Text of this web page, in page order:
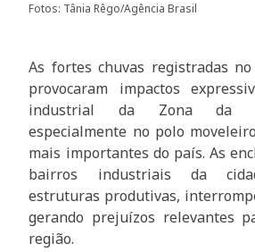
Fotos: Tânia Rêgo/Agência Brasil
As fortes chuvas registradas
provocaram impactos
industrial da Zona da
especialmente no polo
mais importantes do país. As
bairros industriais da
estruturas produtivas,
gerando prejuízos relevantes
região.